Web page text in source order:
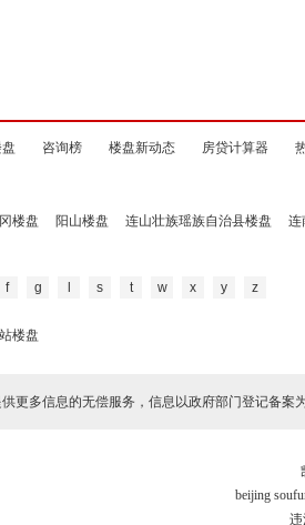
咨询榜 楼盘新动态 房贷计算器
楼盘 阳山楼盘 连山壮族瑶族自治县楼盘 连
f g s t w x y z
楼盘
更多信息的无偿服务，信息以政府部门登记备案
beijing
违